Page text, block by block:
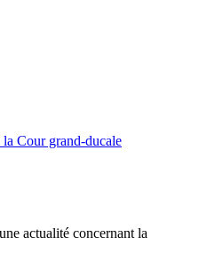
Cour grand-ducale
actualité concernant la